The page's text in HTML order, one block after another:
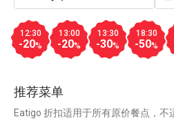
12:30
-20%
13:00
-20%
13:30
-30%
18:30
-50%
推荐菜单
Eatigo 折扣适用于所有原价餐点，